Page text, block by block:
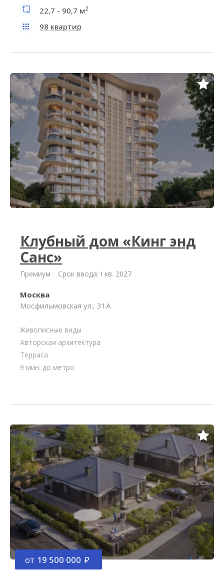
22,7 - 90,7 м2
98 квартир
Клубный дом «Кинг энд
Санс»
Премиум Срок ввода: I кв. 2027
Москва
Мосфильмовская ул., 31А
Живописные виды
Авторская архитектура
Терраса
9 мин. до метро
от 19 500 000